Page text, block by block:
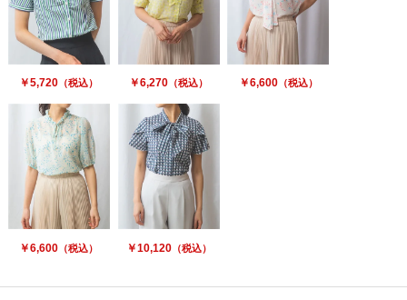
￥5,720 （税込） ￥6,270 （税込） ￥6,600（税込）
￥6,600 （税込） ￥10,120（税込）